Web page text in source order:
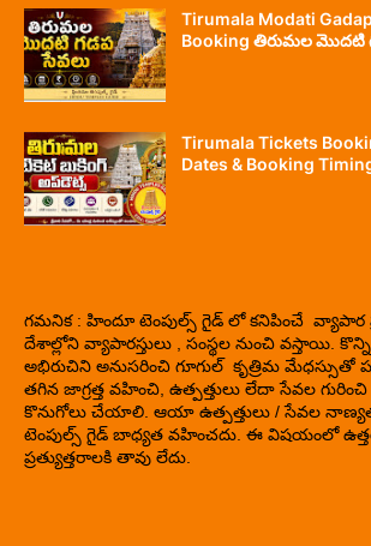
Tirumala Modati
Booking తిరుమల మొదటి
Tirumala Tickets
Dates & Booking
గమనిక : హిందూ టెంపుల్స్ గైడ్ లో కనిపించే వ్యాపార
దేశాల్లోని వ్యాపారస్తులు , సంస్థల నుంచి వస్తాయి.
అభిరుచిని అనుసరించి గూగుల్ కృత్రిమ
తగిన జాగ్రత్త వహించి, ఉత్పత్తులు లేదా సేవల
కొనుగోలు చేయాలి. ఆయా ఉత్పత్తులు / సేవల
టెంపుల్స్ గైడ్ బాధ్యత వహించదు. ఈ విషయంలో
ప్రత్యుత్తరాలకి తావు లేదు.